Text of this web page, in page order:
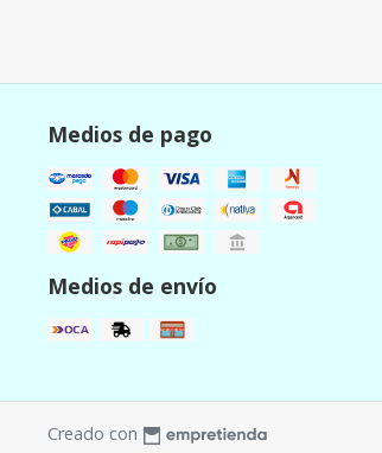
Medios de pago
Medios de envío
Creado con